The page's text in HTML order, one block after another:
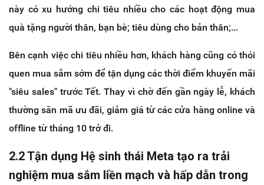
này có xu hướng chi tiêu nhiều cho các hoạt động mua
quà tặng người thân, bạn bè; tiêu dùng cho bản thân;...
Bên cạnh việc chi tiêu nhiều hơn, khách hàng cũng có thói
quen mua sắm sớm để tận dụng các thời điểm khuyến mãi
"siêu sales" trước Tết. Thay vì chờ đến gần ngày lễ, khách
thường săn mã ưu đãi, giảm giá từ các cửa hàng online và
offline từ tháng 10 trở đi.
2.2 Tận dụng Hệ sinh thái Meta tạo ra trải
nghiệm mua sắm liền mạch và hấp dẫn trong